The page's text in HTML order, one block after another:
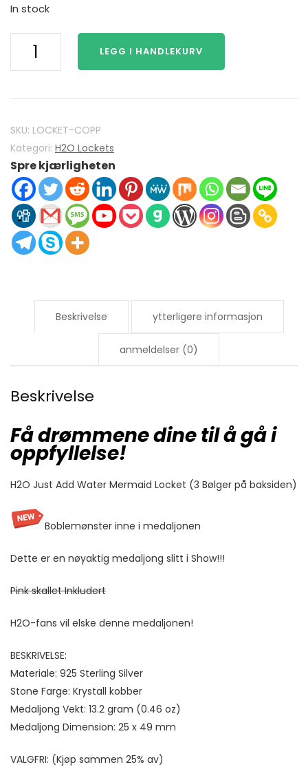
In stock
Water
Mermaids
H2O
Locket
925
Sterling
sølv
med
Crystal
LEGG I HANDLEKURV
SKU: LOCKET-COPP
Kategori: H2O Lockets
Spre kjærligheten
Beskrivelse ytterligere informasjon
anmeldelser (0)
Beskrivelse
Få drømmene dine til å gå i
oppfyllelse!
H2O Just Add Water Mermaid Locket (3 Bølger på baksiden)
Boblemønster inne i medaljonen
Dette er en nøyaktig medaljong slitt i Show!!!
Pink skallet Inkludert
H2O-fans vil elske denne medaljonen!
BESKRIVELSE:
Materiale: 925 Sterling Silver
Stone Farge: Krystall kobber
Medaljong Vekt: 13.2 gram (0.46 oz)
Medaljong Dimension: 25 x 49 mm
VALGFRI: (Kjøp sammen 25% av)